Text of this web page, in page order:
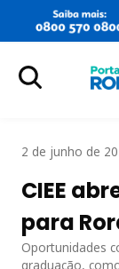
2 de junho de
CIEE
para
Oportunidades
graduação,